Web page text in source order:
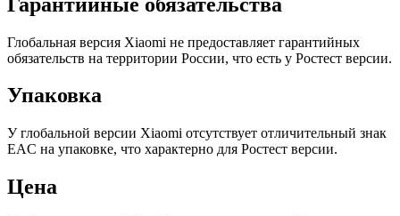
Глобальная версия Xiaomi не предоставляет гарантийных
обязательств на территории России, что есть у Ростест версии.
Упаковка
У глобальной версии Xiaomi отсутствует отличительный знак
EAC на упаковке, что характерно для Ростест версии.
Цена